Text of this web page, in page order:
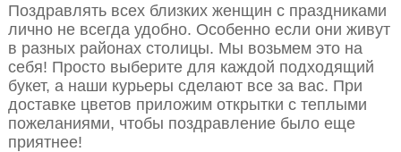
Поздравлять всех близких женщин с праздниками
лично не всегда удобно. Особенно если они живут
в разных районах столицы. Мы возьмем это на
себя! Просто выберите для каждой подходящий
букет, а наши курьеры сделают все за вас. При
доставке цветов приложим открытки с теплыми
пожеланиями, чтобы поздравление было еще
приятнее!